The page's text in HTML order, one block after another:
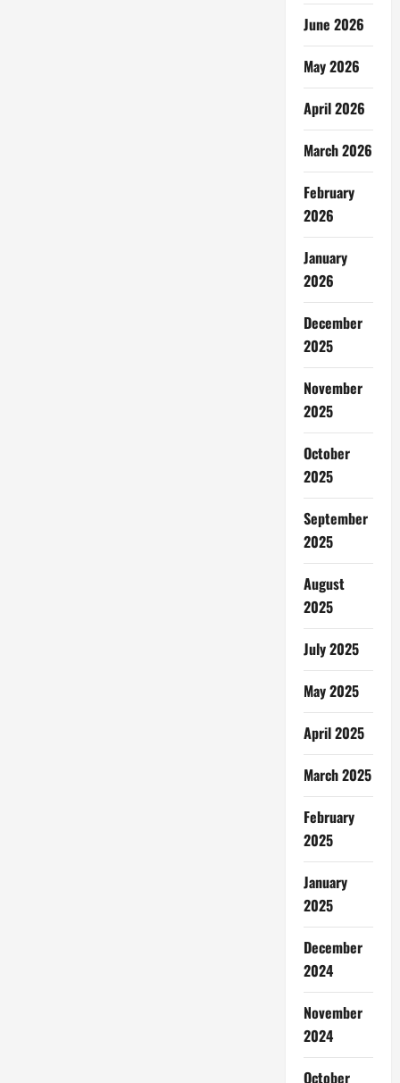
June 2026
May 2026
April 2026
March 2026
February
2026
January
2026
December
2025
November
2025
October
2025
September
2025
August
2025
July 2025
May 2025
April 2025
March 2025
February
2025
January
2025
December
2024
November
2024
October